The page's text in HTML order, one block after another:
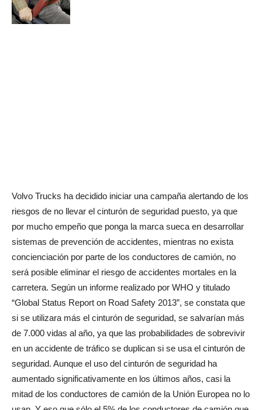
Volvo Trucks ha decidido iniciar una campaña alertando de los
riesgos de no llevar el cinturón de seguridad puesto, ya que
por mucho empeño que ponga la marca sueca en desarrollar
sistemas de prevención de accidentes, mientras no exista
concienciación por parte de los conductores de camión, no
será posible eliminar el riesgo de accidentes mortales en la
carretera. Según un informe realizado por WHO y titulado
“Global Status Report on Road Safety 2013”, se constata que
si se utilizara más el cinturón de seguridad, se salvarían más
de 7.000 vidas al año, ya que las probabilidades de sobrevivir
en un accidente de tráfico se duplican si se usa el cinturón de
seguridad. Aunque el uso del cinturón de seguridad ha
aumentado significativamente en los últimos años, casi la
mitad de los conductores de camión de la Unión Europea no lo